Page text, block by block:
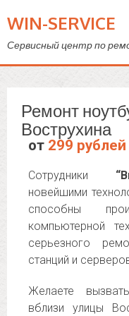
WIN-SERVICE
Сервисный центр по
Ремонт
Вострухина
от 299 рублей
Сотрудники
новейшими
способны
компьютерной
серьезного
станций и
Желаете
вблизи улицы